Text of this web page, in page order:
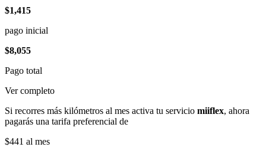
$1,415
pago inicial
$8,055
Pago total
Ver completo
Si recorres más kilómetros al mes activa tu servicio miiflex, ahora
pagarás una tarifa preferencial de
$441 al mes